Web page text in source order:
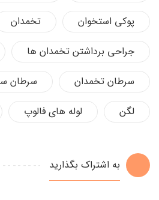
پوکی استخوان
تخمدان
جراحی برداشتن تخمدان ها
سرطان تخمدان
سرطان
لگن
لوله های فالوپ
به اشتراک بگذارید